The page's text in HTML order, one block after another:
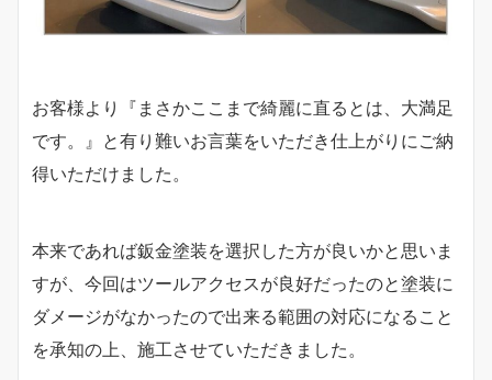
お客様より『まさかここまで綺麗に直るとは、大満足
です。』と有り難いお言葉をいただき仕上がりにご納
得いただけました。
本来であれば鈑金塗装を選択した方が良いかと思いま
すが、今回はツールアクセスが良好だったのと塗装に
ダメージがなかったので出来る範囲の対応になること
を承知の上、施工させていただきました。